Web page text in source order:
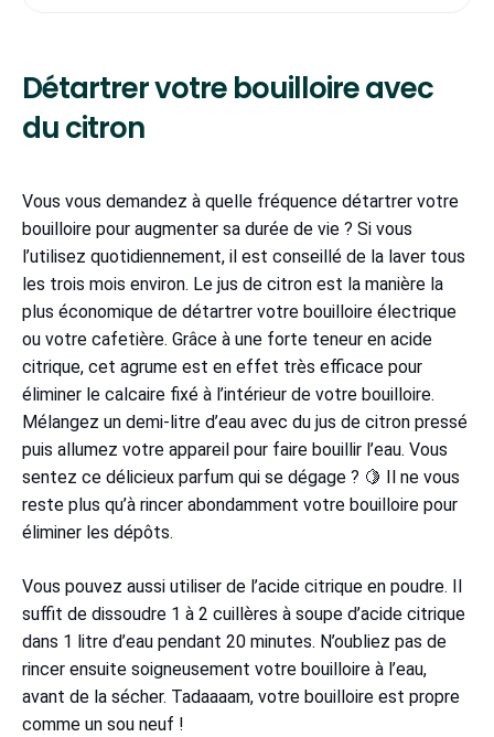
Détartrer votre bouilloire avec
du citron
Vous vous demandez à quelle fréquence détartrer votre
bouilloire pour augmenter sa durée de vie ? Si vous
l’utilisez quotidiennement, il est conseillé de la laver tous
les trois mois environ. Le jus de citron est la manière la
plus économique de détartrer votre bouilloire électrique
ou votre cafetière. Grâce à une forte teneur en acide
citrique, cet agrume est en effet très efficace pour
éliminer le calcaire fixé à l’intérieur de votre bouilloire.
Mélangez un demi-litre d’eau avec du jus de citron pressé
puis allumez votre appareil pour faire bouillir l’eau. Vous
sentez ce délicieux parfum qui se dégage ? 🍋 Il ne vous
reste plus qu’à rincer abondamment votre bouilloire pour
éliminer les dépôts.
Vous pouvez aussi utiliser de l’acide citrique en poudre. Il
suffit de dissoudre 1 à 2 cuillères à soupe d’acide citrique
dans 1 litre d’eau pendant 20 minutes. N’oubliez pas de
rincer ensuite soigneusement votre bouilloire à l’eau,
avant de la sécher. Tadaaaam, votre bouilloire est propre
comme un sou neuf !